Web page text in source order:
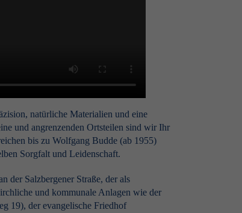
natürliche Materialien und eine
und angrenzenden Ortsteilen sind wir Ihr
bis zu Wolfgang Budde (ab 1955)
Sorgfalt und Leidenschaft.
der Salzbergener Straße, der als
und kommunale Anlagen wie der
19), der evangelische Friedhof